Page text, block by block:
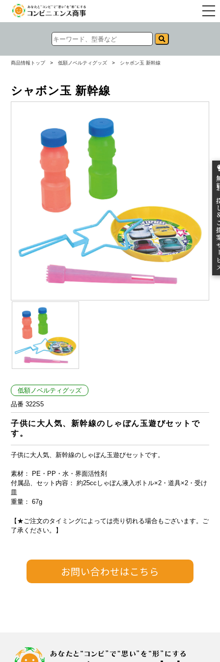
無
ご
商品情報トップ > 低額ノベルティグッズ > シャボン玉 新幹線
シャボン玉 新幹線
低額ノベルティグッズ
品番 322S5
子供に大人気、新幹線のしゃぼん玉遊びセットで
す。
子供に大人気、新幹線のしゃぼん玉遊びセットです。
素材： PE・PP・水・界面活性剤
付属品、セット内容： 約25ccしゃぼん液入ボトル×2・道具×2・受け
皿
重量： 67g
【★ご注文のタイミングによっては売り切れる場合もございます。ご
了承ください。】